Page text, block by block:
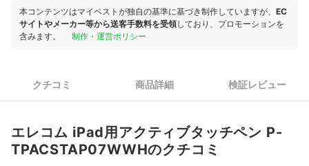
本コンテンツはマイベストが独自の基準に基づき制作していますが、 EC
サイトやメーカー等から送客手数料を受領しており、プロモーションを
含みます。
制作・運営ポリシー
クチコミ 商品詳細 検証レビュー
エレコム iPad用アクティブタッチペン P-
TPACSTAP07WWHのクチコミ